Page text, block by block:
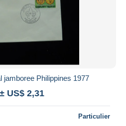
jamboree Philippines 1977
± US$ 2,31
Particulier